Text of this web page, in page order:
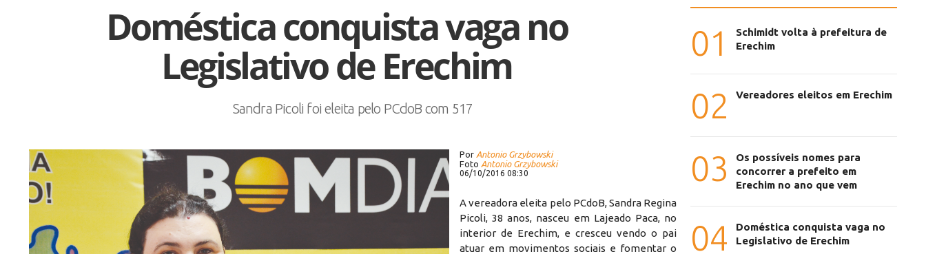
Doméstica conquista vaga no
Legislativo de Erechim
Sandra Picoli foi eleita pelo PCdoB com 517
Por Antonio Grzybowski
Foto Antonio Grzybowski
06/10/2016 08:30
A vereadora eleita pelo PCdoB, Sandra Regina
Picoli, 38 anos, nasceu em Lajeado Paca, no
interior de Erechim, e cresceu vendo o pai
atuar em movimentos sociais e fomentar o
01
Schimidt volta à prefeitura de
Erechim
02 Vereadores eleitos em Erechim
03
Os possíveis nomes para
concorrer a prefeito em
Erechim no ano que vem
04
Doméstica conquista vaga no
Legislativo de Erechim